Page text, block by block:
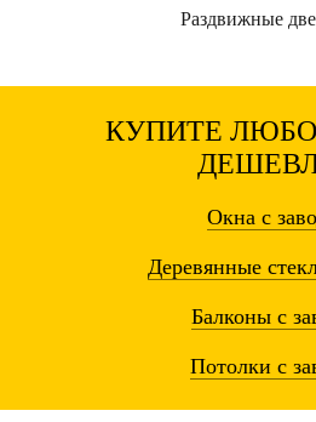
Раздвижные
КУПИТЕ
Окнас
Деревянные
Балконы с
Потолки с